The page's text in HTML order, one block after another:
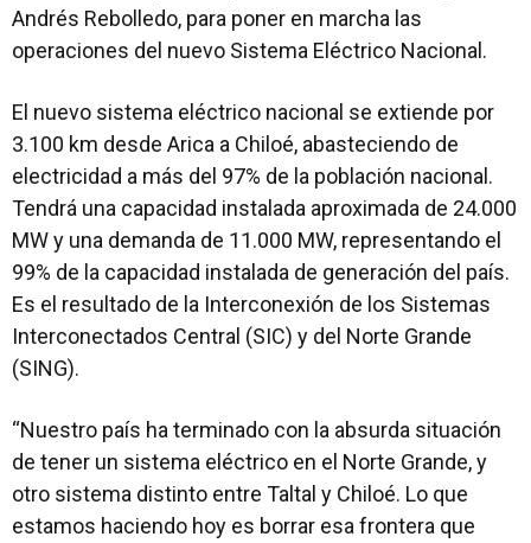
Andrés Rebolledo, para poner en marcha las
operaciones del nuevo Sistema Eléctrico Nacional.
El nuevo sistema eléctrico nacional se extiende por
3.100 km desde Arica a Chiloé, abasteciendo de
electricidad a más del 97% de la población nacional.
Tendrá una capacidad instalada aproximada de 24.000
MW y una demanda de 11.000 MW, representando el
99% de la capacidad instalada de generación del país.
Es el resultado de la Interconexión de los Sistemas
Interconectados Central (SIC) y del Norte Grande
(SING).
“Nuestro país ha terminado con la absurda situación
de tener un sistema eléctrico en el Norte Grande, y
otro sistema distinto entre Taltal y Chiloé. Lo que
estamos haciendo hoy es borrar esa frontera que